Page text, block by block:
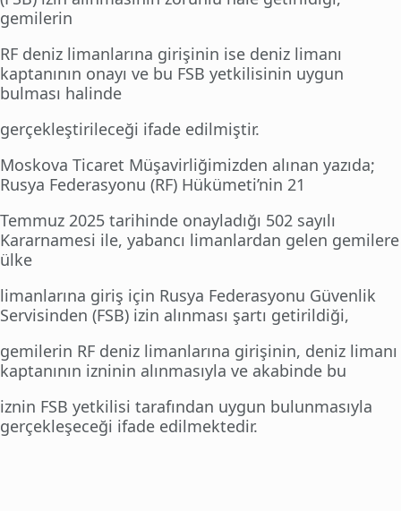
gemilerin
RF deniz limanlarına girişinin ise deniz limanı
kaptanının onayı ve bu FSB yetkilisinin uygun
bulması halinde
gerçekleştirileceği ifade edilmiştir.
Moskova Ticaret Müşavirliğimizden alınan yazıda;
Rusya Federasyonu (RF) Hükümeti’nin 21
Temmuz 2025 tarihinde onayladığı 502 sayılı
Kararnamesi ile, yabancı limanlardan gelen gemilere
ülke
limanlarına giriş için Rusya Federasyonu Güvenlik
Servisinden (FSB) izin alınması şartı getirildiği,
gemilerin RF deniz limanlarına girişinin, deniz limanı
kaptanının izninin alınmasıyla ve akabinde bu
iznin FSB yetkilisi tarafından uygun bulunmasıyla
gerçekleşeceği ifade edilmektedir.